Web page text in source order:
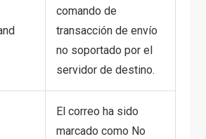
comando de
transacción de envío
no soportado por el
servidor de destino.
El correo ha sido
marcado como No